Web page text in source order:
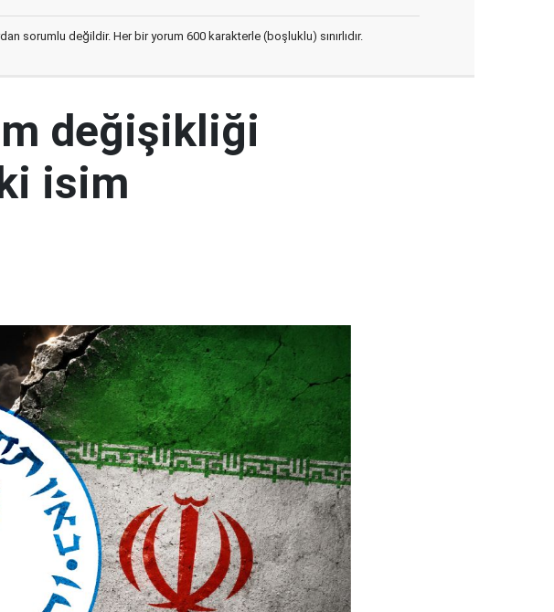
sorumlu değildir. Her bir yorum 600 karakterle (boşluklu) sınırlıdır.
değişikliği
isim